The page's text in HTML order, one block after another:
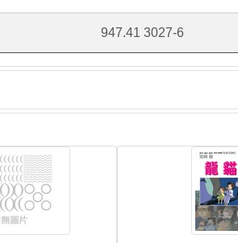
947.41 3027-6